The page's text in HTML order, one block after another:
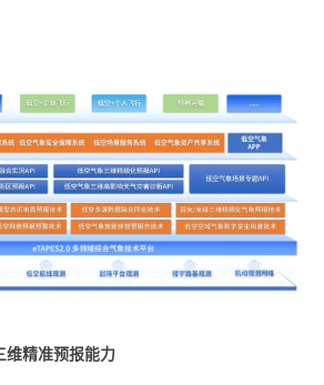
维精准预报能力